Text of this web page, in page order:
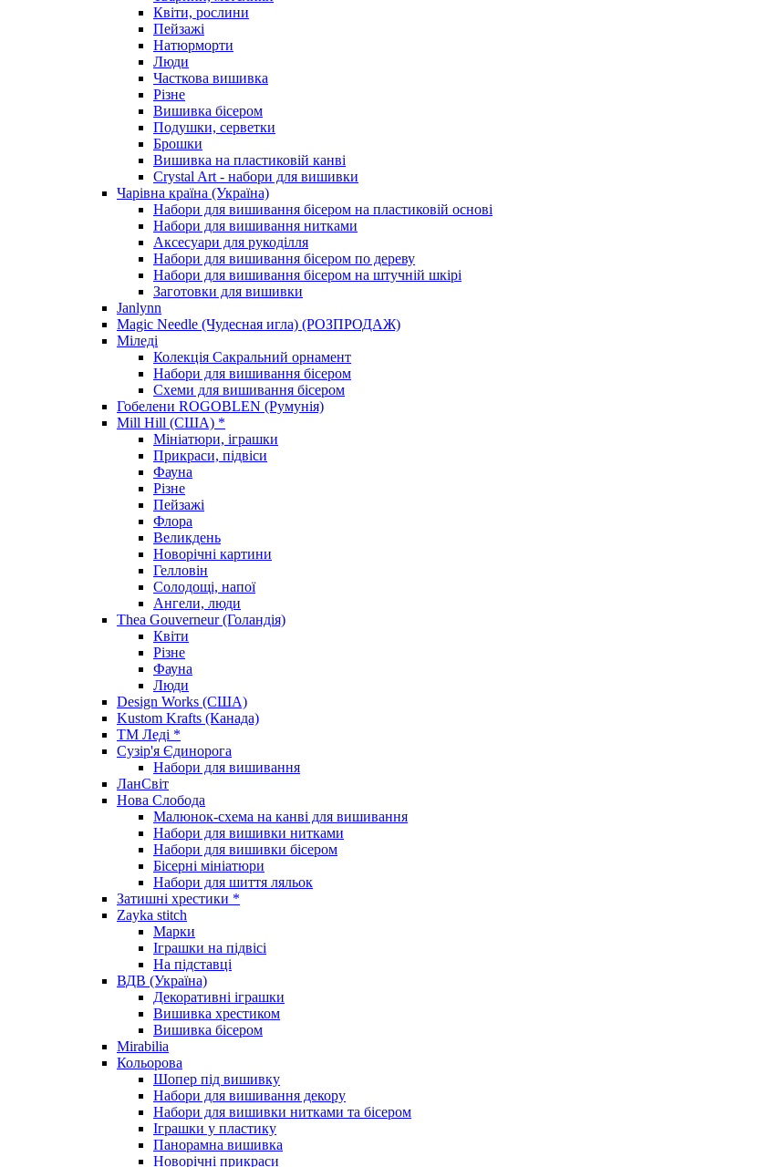
Квіти, рослини
Пейзажі
Натюрморти
Люди
Часткова вишивка
Різне
Вишивка бісером
Подушки, серветки
Брошки
Вишивка на пластиковій канві
Crystal Art - набори для вишивки
Чарівна країна (Україна)
Набори для вишивання бісером на пластиковій основі
Набори для вишивання нитками
Аксесуари для рукоділля
Набори для вишивання бісером по дереву
Набори для вишивання бісером на штучній шкірі
Заготовки для вишивки
Janlynn
Magic Needle (Чудесная игла) (РОЗПРОДАЖ)
Міледі
Колекція Сакральний орнамент
Набори для вишивання бісером
Схеми для вишивання бісером
Гобелени ROGOBLEN (Румунія)
Mill Hill (США) *
Мініатюри, іграшки
Прикраси, підвіси
Фауна
Різне
Пейзажі
Флора
Великдень
Новорічні картини
Гелловін
Солодощі, напої
Ангели, люди
Thea Gouverneur (Голандія)
Квіти
Різне
Фауна
Люди
Design Works (США)
Kustom Krafts (Канада)
ТМ Леді *
Сузір'я Єдинорога
Набори для вишивання
ЛанСвіт
Нова Слобода
Малюнок-схема на канві для вишивання
Набори для вишивки нитками
Набори для вишивки бісером
Бісерні мініатюри
Набори для шиття ляльок
Затишні хрестики *
Zayka stitch
Марки
Іграшки на підвісі
На підставці
ВДВ (Україна)
Декоративні іграшки
Вишивка хрестиком
Вишивка бісером
Mirabilia
Кольорова
Шопер під вишивку
Набори для вишивання декору
Набори для вишивки нитками та бісером
Іграшки у пластику
Панорамна вишивка
Новорічні прикраси